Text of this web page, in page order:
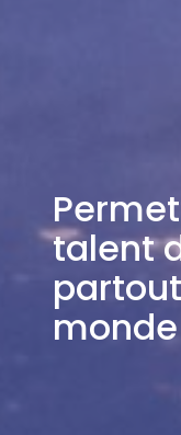
talent
monde